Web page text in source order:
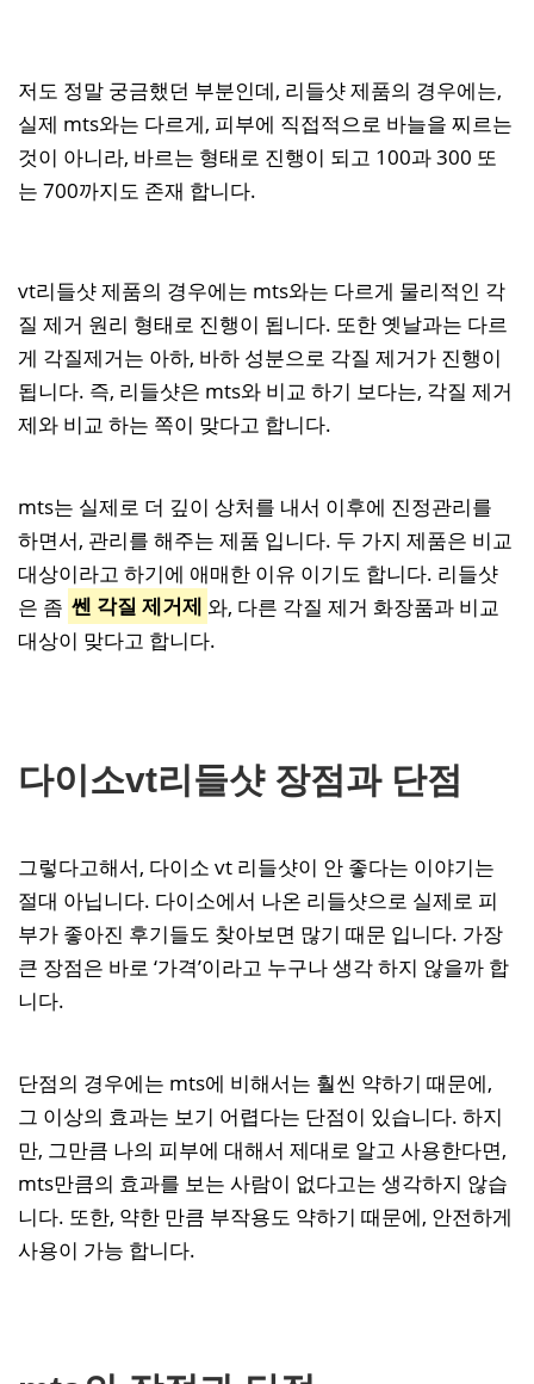
저도 정말 궁금했던 부분인데, 리들샷 제품의 경우에는,
실제 mts와는 다르게, 피부에 직접적으로 바늘을 찌르는
것이 아니라, 바르는 형태로 진행이 되고 100과 300 또
는 700까지도 존재 합니다.
vt리들샷 제품의 경우에는 mts와는 다르게 물리적인 각
질 제거 원리 형태로 진행이 됩니다. 또한 옛날과는 다르
게 각질제거는 아하, 바하 성분으로 각질 제거가 진행이
됩니다. 즉, 리들샷은 mts와 비교 하기 보다는, 각질 제거
제와 비교 하는 쪽이 맞다고 합니다.
mts는 실제로 더 깊이 상처를 내서 이후에 진정관리를
하면서, 관리를 해주는 제품 입니다. 두 가지 제품은 비교
대상이라고 하기에 애매한 이유 이기도 합니다. 리들샷
은 좀 쎈 각질 제거제 와, 다른 각질 제거 화장품과 비교
대상이 맞다고 합니다.
다이소vt리들샷 장점과 단점
그렇다고해서, 다이소 vt 리들샷이 안 좋다는 이야기는
절대 아닙니다. 다이소에서 나온 리들샷으로 실제로 피
부가 좋아진 후기들도 찾아보면 많기 때문 입니다. 가장
큰 장점은 바로 ‘가격’이라고 누구나 생각 하지 않을까 합
니다.
단점의 경우에는 mts에 비해서는 훨씬 약하기 때문에,
그 이상의 효과는 보기 어렵다는 단점이 있습니다. 하지
만, 그만큼 나의 피부에 대해서 제대로 알고 사용한다면,
mts만큼의 효과를 보는 사람이 없다고는 생각하지 않습
니다. 또한, 약한 만큼 부작용도 약하기 때문에, 안전하게
사용이 가능 합니다.